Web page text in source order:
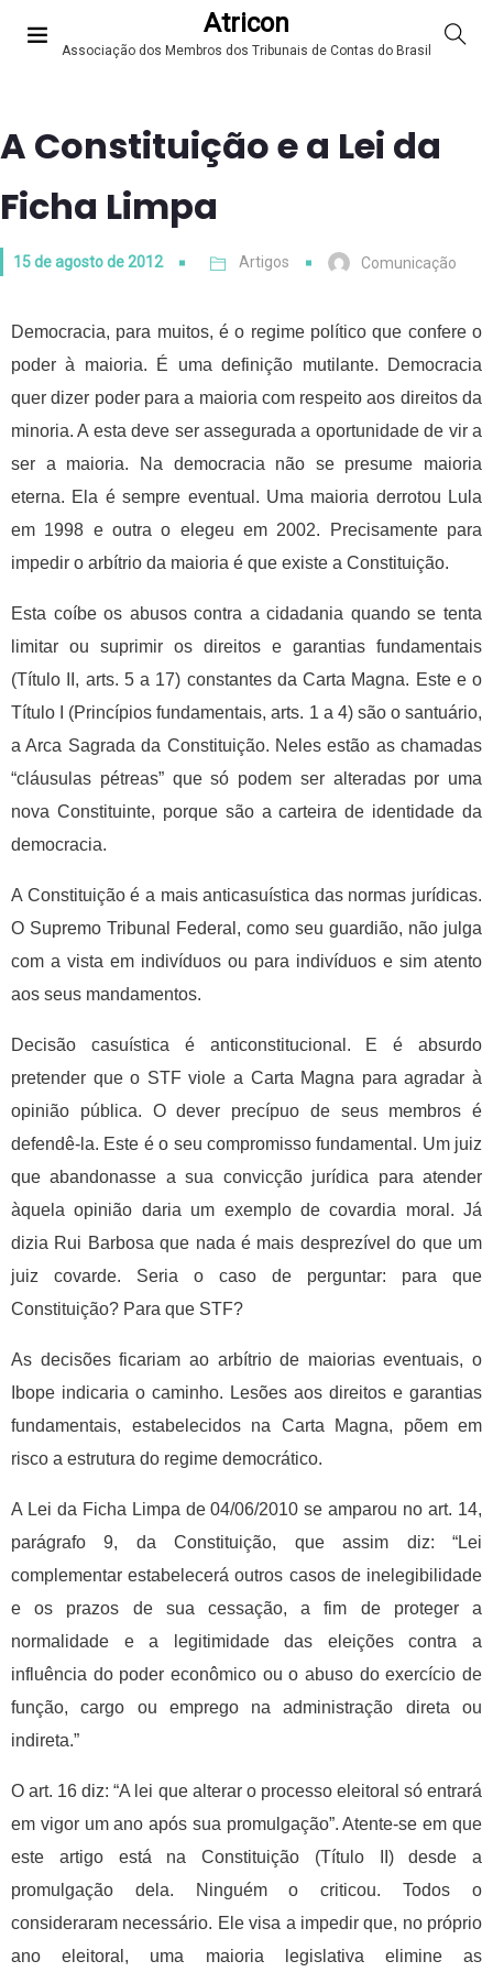
Atricon
Associação dos Membros dos Tribunais de Contas do Brasil
A Constituição e a Lei da
Ficha Limpa
15 de agosto de 2012 Artigos Comunicação
Democracia, para muitos, é o regime político que confere o
poder à maioria. É uma definição mutilante. Democracia
quer dizer poder para a maioria com respeito aos direitos da
minoria. A esta deve ser assegurada a oportunidade de vir a
ser a maioria. Na democracia não se presume maioria
eterna. Ela é sempre eventual. Uma maioria derrotou Lula
em 1998 e outra o elegeu em 2002. Precisamente para
impedir o arbítrio da maioria é que existe a Constituição.
Esta coíbe os abusos contra a cidadania quando se tenta
limitar ou suprimir os direitos e garantias fundamentais
(Título II, arts. 5 a 17) constantes da Carta Magna. Este e o
Título I (Princípios fundamentais, arts. 1 a 4) são o santuário,
a Arca Sagrada da Constituição. Neles estão as chamadas
“cláusulas pétreas” que só podem ser alteradas por uma
nova Constituinte, porque são a carteira de identidade da
democracia.
A Constituição é a mais anticasuística das normas jurídicas.
O Supremo Tribunal Federal, como seu guardião, não julga
com a vista em indivíduos ou para indivíduos e sim atento
aos seus mandamentos.
Decisão casuística é anticonstitucional. E é absurdo
pretender que o STF viole a Carta Magna para agradar à
opinião pública. O dever precípuo de seus membros é
defendê-la. Este é o seu compromisso fundamental. Um juiz
que abandonasse a sua convicção jurídica para atender
àquela opinião daria um exemplo de covardia moral. Já
dizia Rui Barbosa que nada é mais desprezível do que um
juiz covarde. Seria o caso de perguntar: para que
Constituição? Para que STF?
As decisões ficariam ao arbítrio de maiorias eventuais, o
Ibope indicaria o caminho. Lesões aos direitos e garantias
fundamentais, estabelecidos na Carta Magna, põem em
risco a estrutura do regime democrático.
A Lei da Ficha Limpa de 04/06/2010 se amparou no art. 14,
parágrafo 9, da Constituição, que assim diz: “Lei
complementar estabelecerá outros casos de inelegibilidade
e os prazos de sua cessação, a fim de proteger a
normalidade e a legitimidade das eleições contra a
influência do poder econômico ou o abuso do exercício de
função, cargo ou emprego na administração direta ou
indireta.”
O art. 16 diz: “A lei que alterar o processo eleitoral só entrará
em vigor um ano após sua promulgação”. Atente-se em que
este artigo está na Constituição (Título II) desde a
promulgação dela. Ninguém o criticou. Todos o
consideraram necessário. Ele visa a impedir que, no próprio
ano eleitoral, uma maioria legislativa elimine as